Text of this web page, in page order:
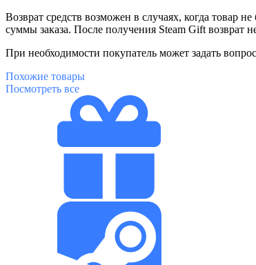
Возврат средств возможен в случаях, когда товар
суммы заказа. После получения Steam Gift возврат
При необходимости покупатель может задать
Похожие товары
Посмотреть все